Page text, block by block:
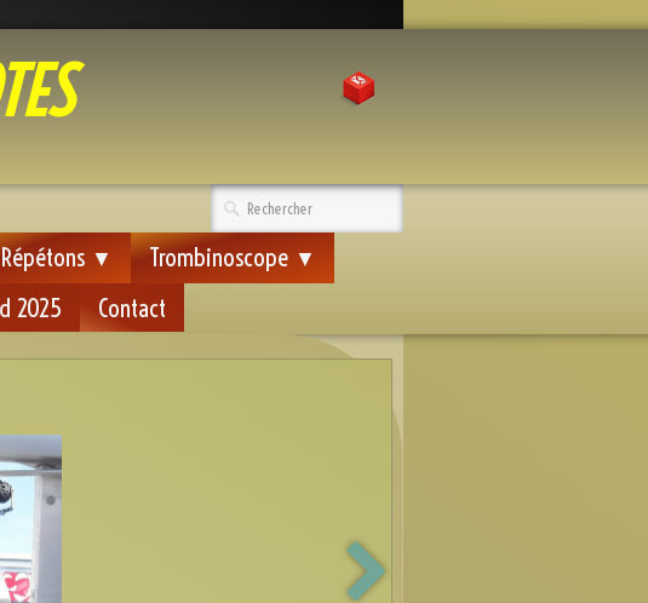
Répétons ▼ Trombinoscope ▼
2025 Contact